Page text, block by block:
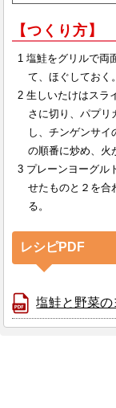
【つくり方】
塩鮭をグリルで両
て、ほぐしておく。
生しいたけはスラ
さに切り、パプリ
し、チンゲンサ
の順番に炒め、火
プレーンヨーグル
せたものと２を合
る。
レシピPDF
塩鮭と野菜の